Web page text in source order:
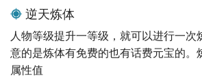
逆天炼体
人物等级提升一等级，就可以进行一次
意的是炼体有免费的也有话费元宝的。
属性值